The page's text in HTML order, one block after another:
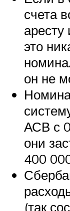
счета
аресту
это
он не
АСВ с
они
400
(так